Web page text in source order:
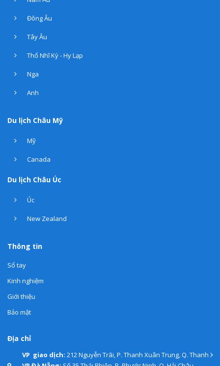
Đông Âu
Tây Âu
Thổ Nhĩ Kỳ - Hy Lạp
Nga
Anh
Du lịch Châu Mỹ
Mỹ
Canada
Du lịch Châu Úc
Úc
New Zealand
Thông tin
Sổ tay
Kinh nghiệm
Giới thiệu
Bảo mật
Địa chỉ
VP giao dịch: 212 Nguyễn Trãi, P. Thanh Xuân Trung, Q. Thanh